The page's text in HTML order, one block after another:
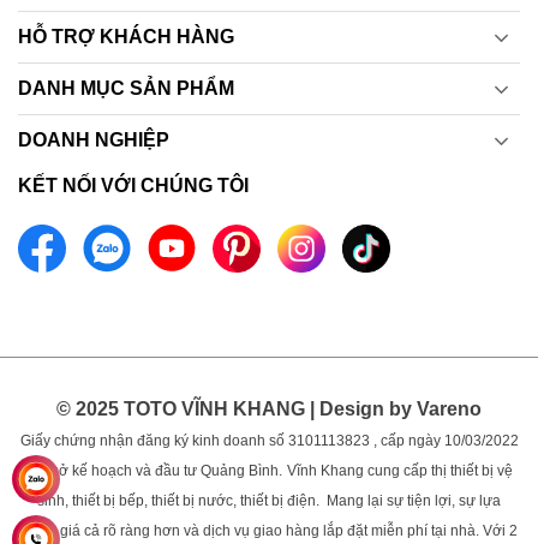
HỖ TRỢ KHÁCH HÀNG
DANH MỤC SẢN PHẨM
DOANH NGHIỆP
KẾT NỐI VỚI CHÚNG TÔI
© 2025 TOTO VĨNH KHANG | Design by Vareno
Giấy chứng nhận đăng ký kinh doanh số 3101113823 , cấp ngày 10/03/2022
bởi sở kế hoạch và đầu tư Quảng Bình. Vĩnh Khang cung cấp thị thiết bị vệ
sinh, thiết bị bếp, thiết bị nước, thiết bị điện. Mang lại sự tiện lợi, sự lựa
chọn, giá cả rõ ràng hơn và dịch vụ giao hàng lắp đặt miễn phí tại nhà. Với 2